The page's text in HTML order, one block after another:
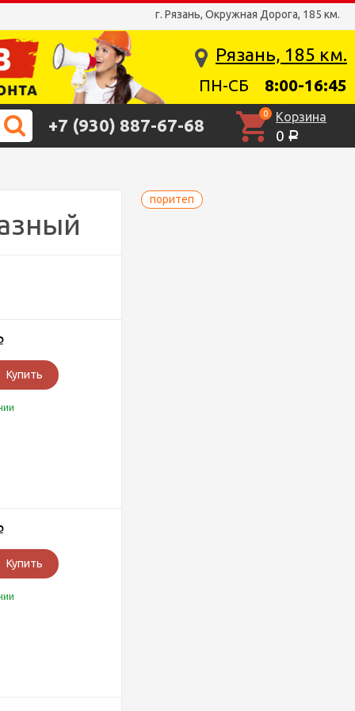
г. Рязань, Окружная Дорога, 185 км.
Рязань, 185 км.
ПН-СБ 8:00-16:45
+7 (930) 887-67-68
0 Корзина
0 Р
поритеп
Купить
Купить